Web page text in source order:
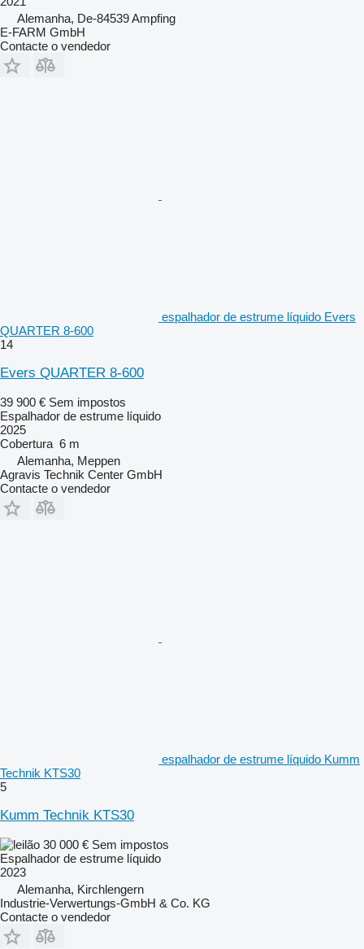
Alemanha, De-84539 Ampfing
E-FARM GmbH
Contacte o vendedor
espalhador de estrume líquido Evers
QUARTER 8-600
14
Evers QUARTER 8-600
39 900 € Sem impostos
Espalhador de estrume líquido
2025
Cobertura 6 m
Alemanha, Meppen
Agravis Technik Center GmbH
Contacte o vendedor
espalhador de estrume líquido Kumm
Technik KTS30
5
Kumm Technik KTS30
30 000 € Sem impostos
Espalhador de estrume líquido
2023
Alemanha, Kirchlengern
Industrie-Verwertungs-GmbH & Co. KG
Contacte o vendedor